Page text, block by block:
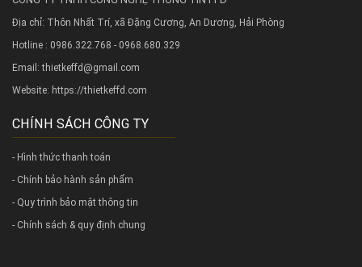
Địa chỉ: Thôn Nhất Trí, xã Đặng Cương, An Dương, Hải Phòng
Hotline : 0986.322.768 - 0968.680.329
Email: thietkeffd@gmail.com
Website: https://thietkeffd.com
CHÍNH SÁCH CÔNG TY
- Hình thức thanh toán
- Chính bảo hành sản phẩm
- Quy trình bảo mật thông tin
- Chính sách & quy định chung